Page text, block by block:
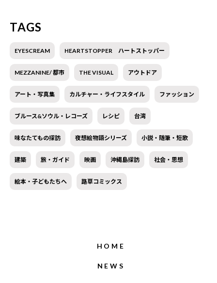
TAGS
EYESCREAM HEARTSTOPPER ハートストッパー
MEZZANINE/ 都市 THE VISUAL アウトドア
アート・写真集 カルチャー・ライフスタイル ファッション
ブルース&ソウル・レコーズ レシピ 台湾
味なたてもの探訪 夜想絵物語シリーズ 小説・随筆・短歌
建築 旅・ガイド 映画 沖縄島探訪 社会・思想
絵本・子どもたちへ 路草コミックス
HOME
NEWS